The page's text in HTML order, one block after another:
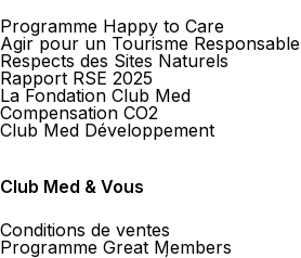
Programme Happy to Care
Agir pour un Tourisme Responsable
Respects des Sites Naturels
Rapport RSE 2025
La Fondation Club Med
Compensation CO2
Club Med Développement
Club Med & Vous
Conditions de ventes
Programme Great Members